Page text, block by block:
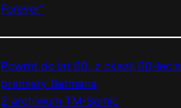
Forever”
Powrót do lat 60. z okazji 60-lecia
premiery Batmana
Z archiwum TM-Semic